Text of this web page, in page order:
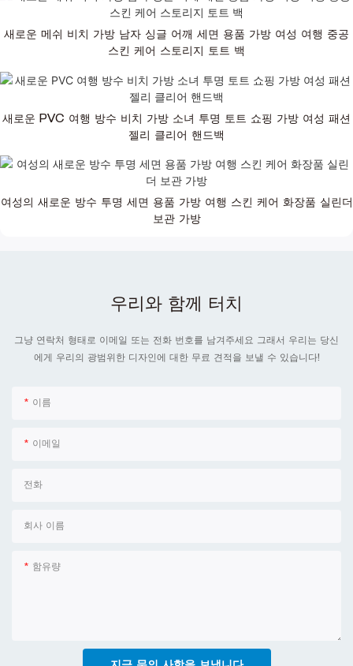
새로운 메쉬 비치 가방 남자 싱글 어깨 세면 용품 가방 여성 여행 중공
스킨 케어 스토리지 토트 백
새로운 PVC 여행 방수 비치 가방 소녀 투명 토트 쇼핑 가방 여성 패션
젤리 클리어 핸드백
여성의 새로운 방수 투명 세면 용품 가방 여행 스킨 케어 화장품 실린더
보관 가방
우리와 함께 터치
그냥 연락처 형태로 이메일 또는 전화 번호를 남겨주세요 그래서 우리는 당신
에게 우리의 광범위한 디자인에 대한 무료 견적을 보낼 수 있습니다!
이름
이메일
전화
회사 이름
함유량